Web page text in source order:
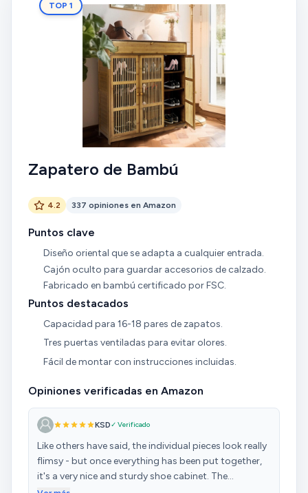
TOP 1
Zapatero de Bambú
4.2 337 opiniones en Amazon
Puntos clave
Diseño oriental que se adapta a cualquier entrada.
Cajón oculto para guardar accesorios de calzado.
Fabricado en bambú certificado por FSC.
Puntos destacados
Capacidad para 16-18 pares de zapatos.
Tres puertas ventiladas para evitar olores.
Fácil de montar con instrucciones incluidas.
Opiniones verificadas en Amazon
KSD✓ Verificado
Like others have said, the individual pieces look really
flimsy - but once everything has been put together,
it's a very nice and sturdy shoe cabinet. The